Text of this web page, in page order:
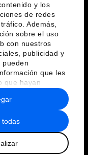
y los
de redes
Además,
sobre el uso
con nuestros
publicidad y
pueden
que les
que hayan
que haya
todas
de uso
Mundial